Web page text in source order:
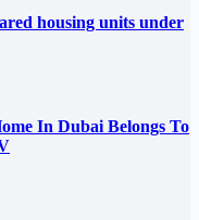
housing units under
In Dubai Belongs To